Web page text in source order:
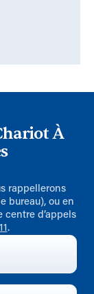
À
rappellerons
bureau), ou en
centre d’appels
.